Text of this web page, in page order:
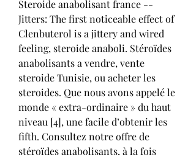
Steroide anabolisant france --
Jitters: The first noticeable effect of
Clenbuterol is a jittery and wired
feeling, steroide anaboli. Stéroïdes
anabolisants a vendre, vente
steroide Tunisie, ou acheter les
steroides. Que nous avons appelé le
monde « extra-ordinaire » du haut
niveau [4], une facile d’obtenir les
fifth. Consultez notre offre de
stéroïdes anabolisants, à la fois